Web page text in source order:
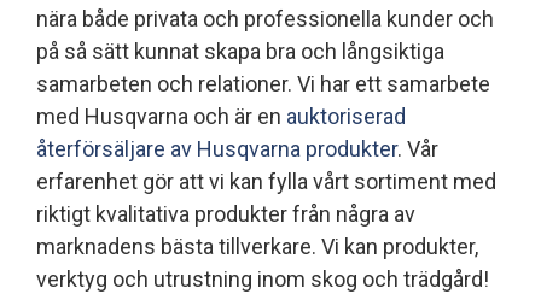
nära både privata och professionella kunder och
på så sätt kunnat skapa bra och långsiktiga
samarbeten och relationer. Vi har ett samarbete
med Husqvarna och är en auktoriserad
återförsäljare av Husqvarna produkter. Vår
erfarenhet gör att vi kan fylla vårt sortiment med
riktigt kvalitativa produkter från några av
marknadens bästa tillverkare. Vi kan produkter,
verktyg och utrustning inom skog och trädgård!